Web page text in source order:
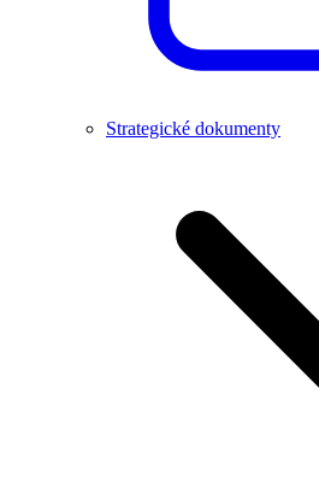
Strategické dokumenty